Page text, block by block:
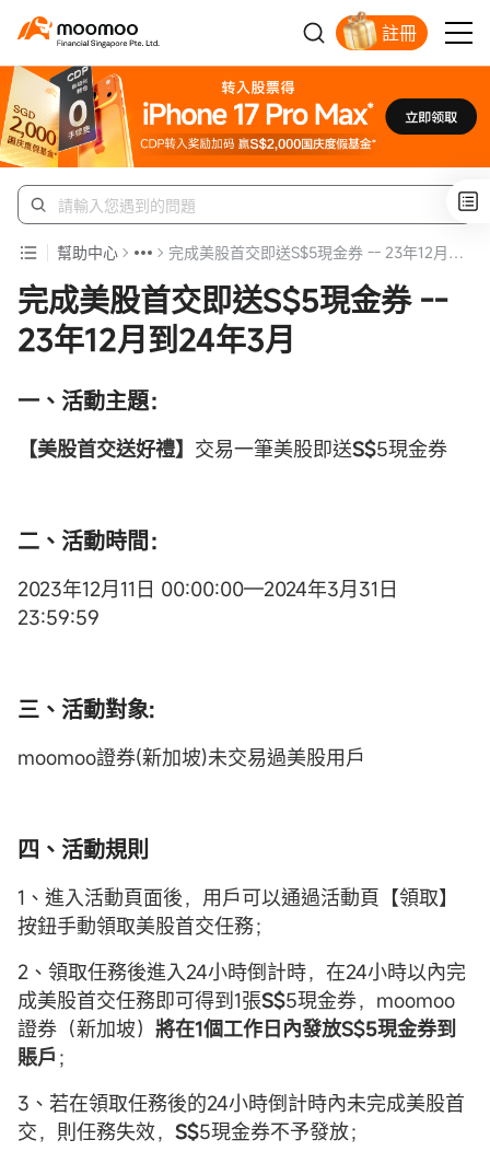
註冊
幫助中心 完成美股首交即送S$5現金券 -- 23年12月到24年3月
完成美股首交即送S$5現金券 --
23年12月到24年3月
一、活動主題：
【美股首交送好禮】 交易一筆美股即送S$5現金券
二、活動時間：
2023年12月11日 00:00:00—2024年3月31日
23:59:59
三、活動對象:
moomoo證券(新加坡)未交易過美股用戶
四、活動規則
1、進入活動頁面後，用戶可以通過活動頁【領取】
按鈕手動領取美股首交任務；
2、領取任務後進入24小時倒計時，在24小時以內完
成美股首交任務即可得到1張S$5現金券，moomoo
證券（新加坡） 將在1個工作日內發放S$5現金券到
賬戶 ；
3、若在領取任務後的24小時倒計時內未完成美股首
交，則任務失效， S$5現金券不予發放；